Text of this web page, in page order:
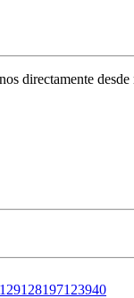
directamente